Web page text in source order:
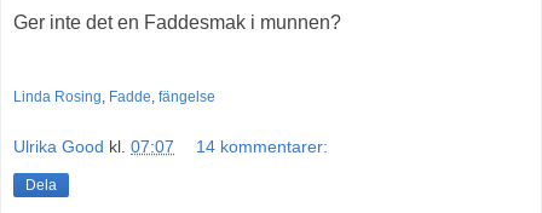
Ger inte det en Faddesmak i munnen?
Linda Rosing Fadde fängelse
Ulrika Good kl. 07:07 14 kommentarer:
Dela